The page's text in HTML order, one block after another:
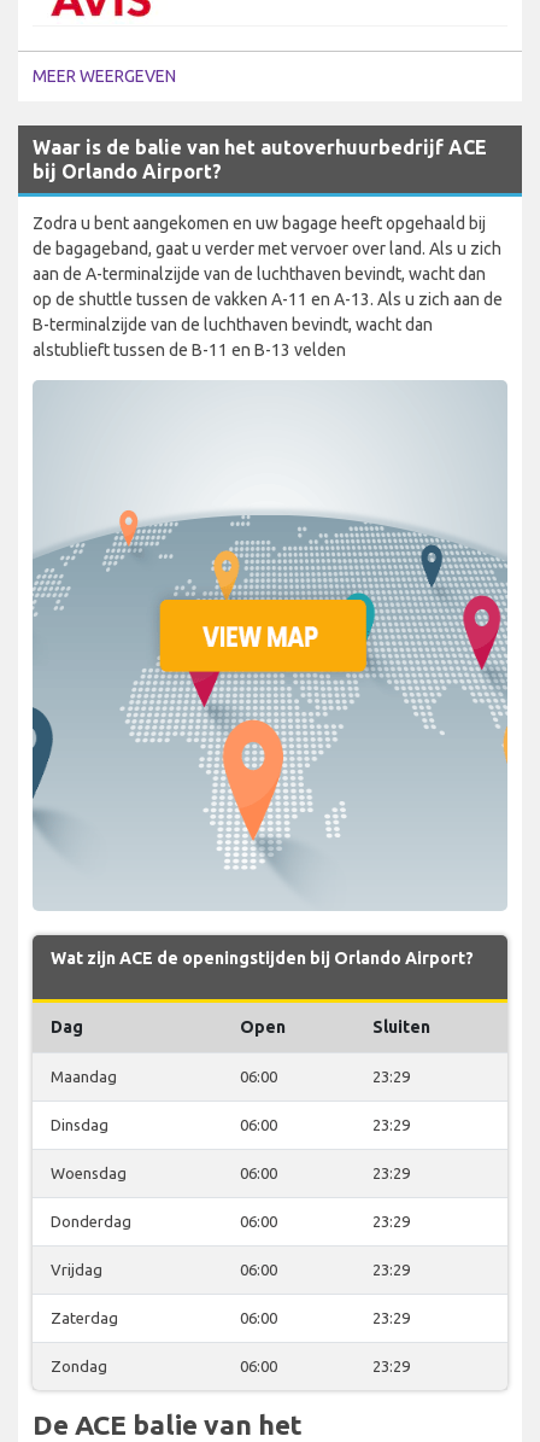
MEER WEERGEVEN
Waar is de balie van het autoverhuurbedrijf ACE
bij Orlando Airport?
Zodra u bent aangekomen en uw bagage heeft opgehaald bij
de bagageband, gaat u verder met vervoer over land. Als u zich
aan de A-terminalzijde van de luchthaven bevindt, wacht dan
op de shuttle tussen de vakken A-11 en A-13. Als u zich aan de
B-terminalzijde van de luchthaven bevindt, wacht dan
alstublieft tussen de B-11 en B-13 velden
Wat zijn ACE de openingstijden bij Orlando Airport?
Dag Open Sluiten
Maandag 06:00 23:29
Dinsdag 06:00 23:29
Woensdag 06:00 23:29
Donderdag 06:00 23:29
Vrijdag 06:00 23:29
Zaterdag 06:00 23:29
Zondag 06:00 23:29
De ACE balie van het